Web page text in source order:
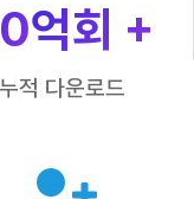
억회 +
누적 다운로드